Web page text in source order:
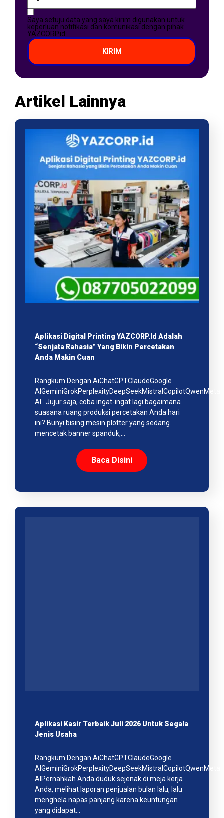
Saya setuju data yang saya kirim digunakan untuk
keperluan notifikasi dan komunikasi dengan pihak
YAZCORP.id
KIRIM
Artikel Lainnya
Aplikasi Digital Printing YAZCORP.id Adalah
“Senjata Rahasia” Yang Bikin Percetakan
Anda Makin Cuan
Rangkum Dengan AiChatGPTClaudeGoogle
AIGeminiGrokPerplexityDeepSeekMistralCopilotQwenMeta
AI Jujur saja, coba ingat-ingat lagi bagaimana
suasana ruang produksi percetakan Anda hari
ini? Bunyi bising mesin plotter yang sedang
mencetak banner spanduk,…
Baca Disini
Aplikasi Kasir Terbaik Juli 2026 Untuk Segala
Jenis Usaha
Rangkum Dengan AiChatGPTClaudeGoogle
AIGeminiGrokPerplexityDeepSeekMistralCopilotQwenMeta
AIPernahkah Anda duduk sejenak di meja kerja
Anda, melihat laporan penjualan bulan lalu, lalu
menghela napas panjang karena keuntungan
yang didapat…